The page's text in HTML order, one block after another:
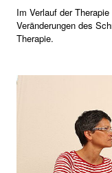
Im Verlauf der
Veränderungen des
Therapie.